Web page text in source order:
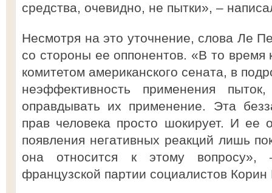
средства, очевидно, не пытки», –
Несмотря на это уточнение, слова Ле
со стороны ее оппонентов. «В то время
комитетом американского сената, в
неэффективность применения
оправдывать их применение. Эта
прав человека просто шокирует. И ее
появления негативных реакций лишь
она относится к этому вопросу»,
французской партии социалистов Корин